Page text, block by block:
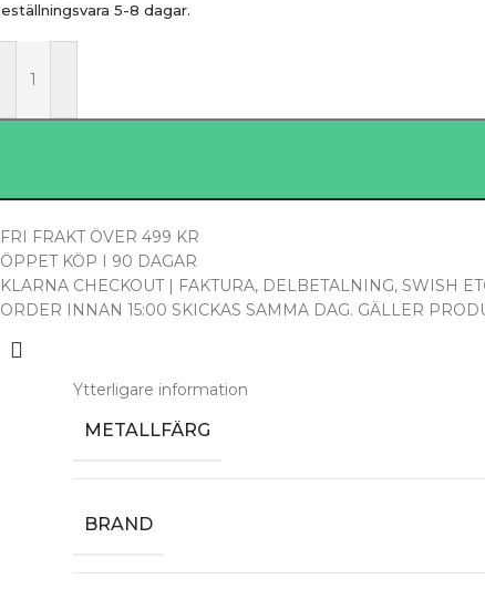
5-8 dagar.
FRI FRAKT ÖVER 499 KR
ÖPPET KÖP I 90 DAGAR
KLARNA CHECKOUT | FAKTURA, DELBETALNING, SWISH
ORDER INNAN 15:00 SKICKAS SAMMA DAG. GÄLLER
Ytterligare information
METALLFÄRG
BRAND